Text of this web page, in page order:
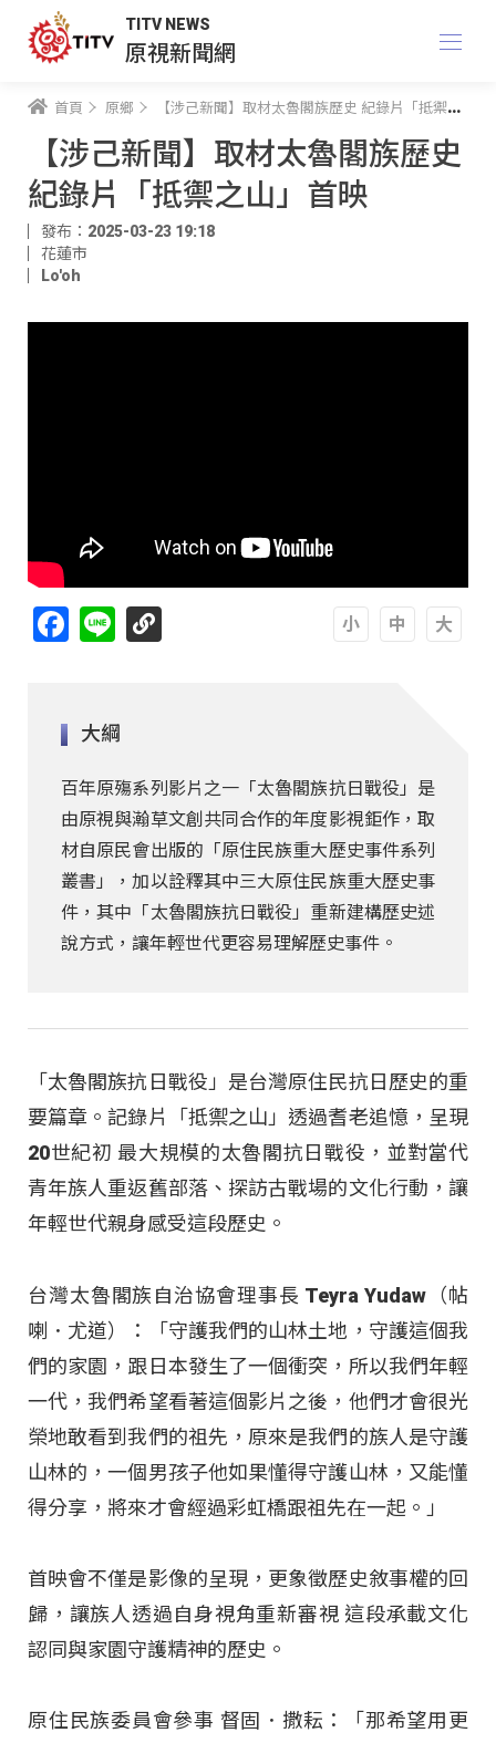
TITV NEWS
原視新聞網
首頁 原鄉 【涉己新聞】取材太魯閣族歷史 紀錄片「抵禦之山」首映
【涉己新聞】取材太魯閣族歷史
紀錄片「抵禦之山」首映
發布：2025-03-23 19:18
花蓮市
Lo'oh
Facebook
Line
大綱
百年原殤系列影片之一「太魯閣族抗日戰役」是
由原視與瀚草文創共同合作的年度影視鉅作，取
材自原民會出版的「原住民族重大歷史事件系列
叢書」，加以詮釋其中三大原住民族重大歷史事
件，其中「太魯閣族抗日戰役」重新建構歷史述
說方式，讓年輕世代更容易理解歷史事件。
「太魯閣族抗日戰役」是台灣原住民抗日歷史的重
要篇章。記錄片「抵禦之山」透過耆老追憶，呈現
20世紀初 最大規模的太魯閣抗日戰役，並對當代
青年族人重返舊部落、探訪古戰場的文化行動，讓
年輕世代親身感受這段歷史。
台灣太魯閣族自治協會理事長 Teyra Yudaw（帖
喇．尤道）：「守護我們的山林土地，守護這個我
們的家園，跟日本發生了一個衝突，所以我們年輕
一代，我們希望看著這個影片之後，他們才會很光
榮地敢看到我們的祖先，原來是我們的族人是守護
山林的，一個男孩子他如果懂得守護山林，又能懂
得分享，將來才會經過彩虹橋跟祖先在一起。」
首映會不僅是影像的呈現，更象徵歷史敘事權的回
歸，讓族人透過自身視角重新審視 這段承載文化
認同與家園守護精神的歷史。
原住民族委員會參事 督固．撒耘：「那希望用更